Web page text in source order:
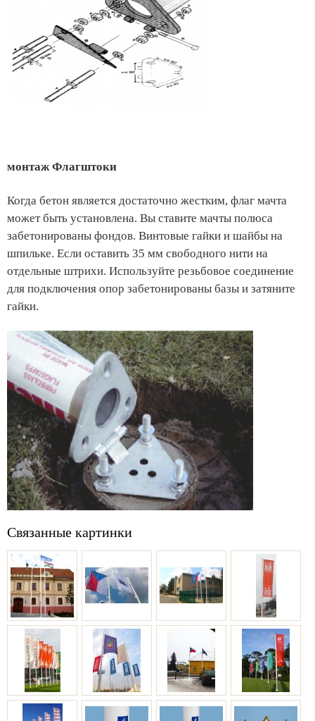
монтаж Флагштоки
Когда бетон является достаточно жестким, флаг мачта
может быть установлена​​. Вы ставите мачты полюса
забетонированы фондов. Винтовые гайки и шайбы на
шпильке. Если оставить 35 мм свободного нити на
отдельные штрихи. Используйте резьбовое соединение
для подключения опор забетонированы базы и затяните
гайки.
Связанные картинки